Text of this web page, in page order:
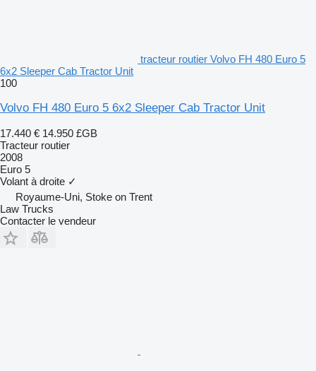
tracteur routier Volvo FH 480 Euro 5
6x2 Sleeper Cab Tractor Unit
100
Volvo FH 480 Euro 5 6x2 Sleeper Cab Tractor Unit
17.440 € 14.950 £GB
Tracteur routier
2008
Euro 5
Volant à droite ✓
Royaume-Uni, Stoke on Trent
Law Trucks
Contacter le vendeur